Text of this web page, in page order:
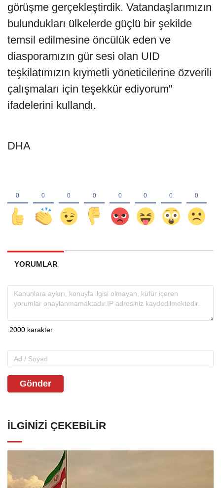
görüşme gerçekleştirdik. Vatandaşlarımızın
bulundukları ülkelerde güçlü bir şekilde
temsil edilmesine öncülük eden ve
diasporamızın gür sesi olan UID
teşkilatımızın kıymetli yöneticilerine özverili
çalışmaları için teşekkür ediyorum"
ifadelerini kullandı.
DHA
YORUMLAR
Gönder
İLGINIZI ÇEKEBILIR